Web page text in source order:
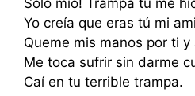
Yo creía que eras tú mi
Queme mis manos por ti y
Me toca sufrir sin darme
Caí en tu terrible trampa.